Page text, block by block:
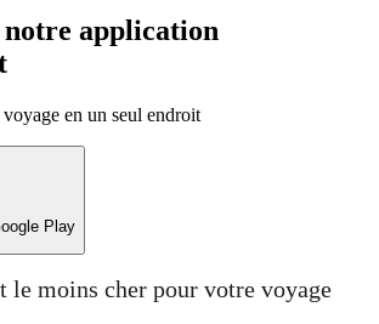
application
en un seul endroit
Play
le moins cher pour votre voyage